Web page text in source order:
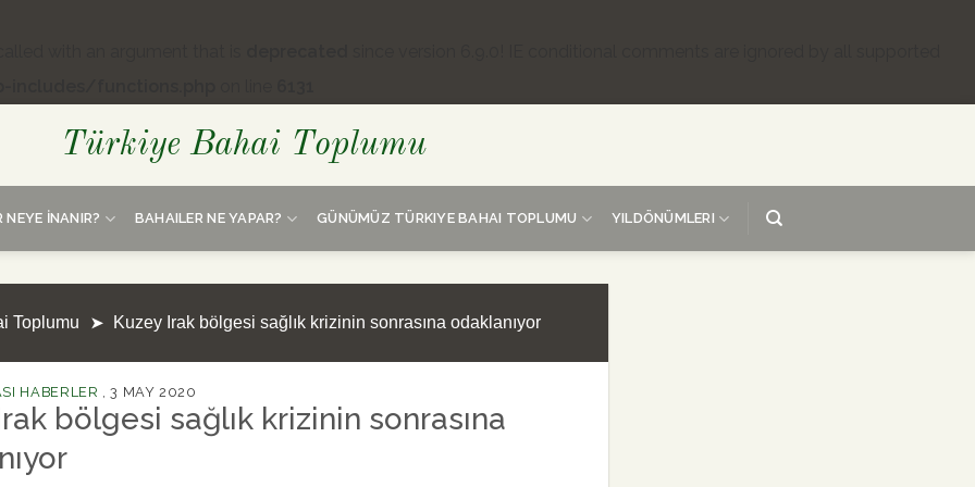
Türkiye Bahai Toplumu
NEYE İNANIR? BAHAILER NE YAPAR? GÜNÜMÜZ TÜRKIYE BAHAI TOPLUMU YILDÖNÜMLERI
Toplumu Kuzey Irak bölgesi sağlık krizinin sonrasına odaklanıyor
HABERLER , 3 MAY 2020
bölgesi sağlık krizinin sonrasına